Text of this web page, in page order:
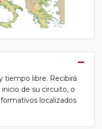
tiempo libre. Recibirá
de su circuito, o
localizados